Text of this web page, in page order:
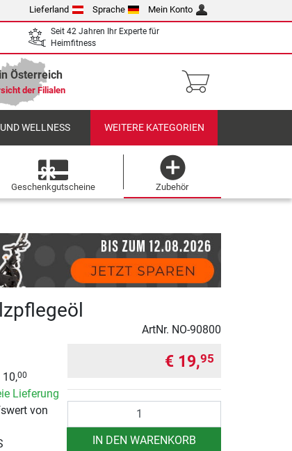
Lieferland Sprache Mein Konto
Seit 42 Jahren Ihr Experte für
Heimfitness
Österreich
der Filialen
WELLNESS WEITERE KATEGORIEN
Geschenkgutscheine Zubehör
ArtNr. NO-90800
10,00
Lieferung
von
€ 19,95
IN DEN WARENKORB